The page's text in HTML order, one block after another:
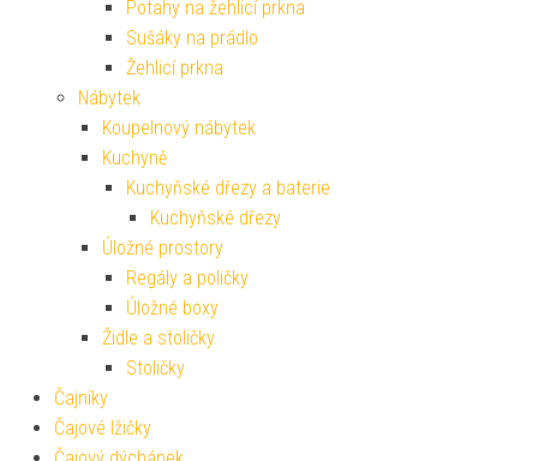
Potahy na žehlicí prkna
Sušáky na prádlo
Žehlicí prkna
Nábytek
Koupelnový nábytek
Kuchyně
Kuchyňské dřezy a baterie
Kuchyňské dřezy
Úložné prostory
Regály a poličky
Úložné boxy
Židle a stoličky
Stoličky
Čajníky
Čajové lžičky